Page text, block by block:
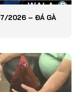
2026 – ĐÁ GÀ